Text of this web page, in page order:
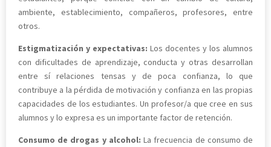
ambiente, establecimiento, compañeros, profesores, entre
otros.
Estigmatización y expectativas: Los docentes y los alumnos
con dificultades de aprendizaje, conducta y otras desarrollan
entre sí relaciones tensas y de poca confianza, lo que
contribuye a la pérdida de motivación y confianza en las propias
capacidades de los estudiantes. Un profesor/a que cree en sus
alumnos y lo expresa es un importante factor de retención.
Consumo de drogas y alcohol: La frecuencia de consumo de